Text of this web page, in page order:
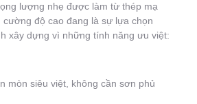
lượng nhẹ được làm từ thép mạ
cường độ cao đang là sự lựa chọn
xây dựng vì những tính năng ưu việt:
mòn siêu việt, không cần sơn phủ